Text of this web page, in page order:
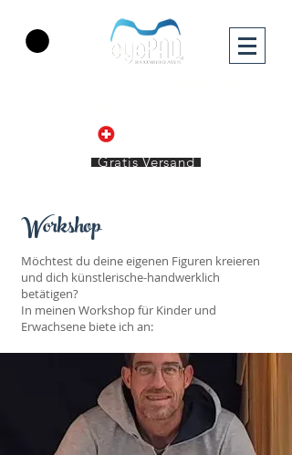
Gratis Versand
Workshop
Möchtest du deine eigenen Figuren kreieren
und dich künstlerische-handwerklich
betätigen?
In meinen Workshop für Kinder und
Erwachsene biete ich an: